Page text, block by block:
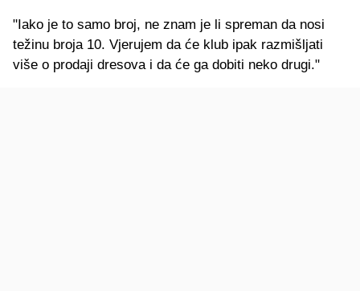
"Iako je to samo broj, ne znam je li spreman da nosi
težinu broja 10. Vjerujem da će klub ipak razmišljati
više o prodaji dresova i da će ga dobiti neko drugi."